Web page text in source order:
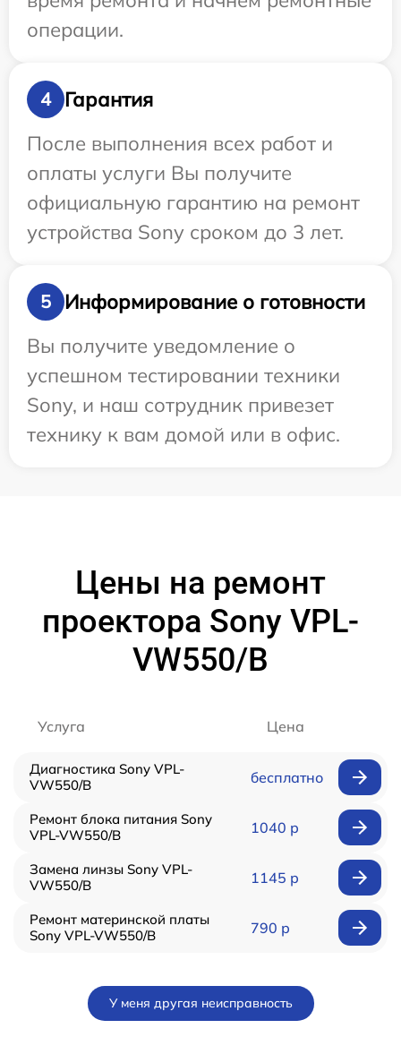
операции.
4
Гарантия
После выполнения всех работ и
оплаты услуги Вы получите
официальную гарантию на ремонт
устройства Sony сроком до 3 лет.
5
Информирование о готовности
Вы получите уведомление о
успешном тестировании техники
Sony, и наш сотрудник привезет
технику к вам домой или в офис.
Цены на ремонт
проектора Sony VPL-
VW550/B
Услуга Цена
Диагностика Sony VPL-
VW550/B
бесплатно
Ремонт блока питания Sony
VPL-VW550/B
1040 р
Замена линзы Sony VPL-
VW550/B
1145 р
Ремонт материнской платы
Sony VPL-VW550/B
790 р
У меня другая неисправность